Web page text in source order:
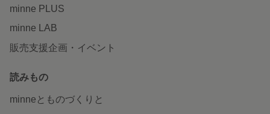
minne PLUS
minne LAB
販売支援企画・イベント
読みもの
minneとものづくりと